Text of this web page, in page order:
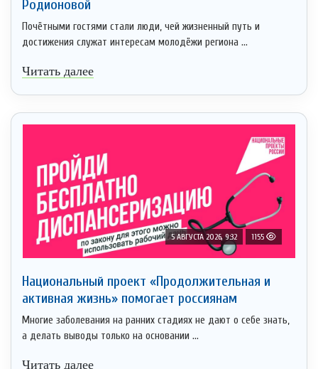
Родионовой
Почётными гостями стали люди, чей жизненный путь и
достижения служат интересам молодёжи региона ...
Читать далее
5 АВГУСТА 2026, 9:32 1155
Национальный проект «Продолжительная и
активная жизнь» помогает россиянам
Многие заболевания на ранних стадиях не дают о себе знать,
а делать выводы только на основании ...
Читать далее